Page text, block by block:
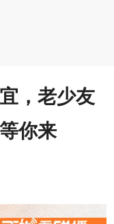
，老少友
你来